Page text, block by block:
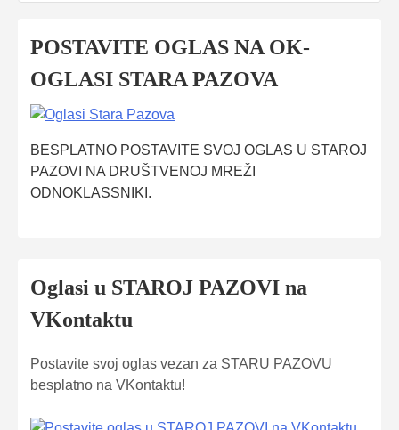
POSTAVITE OGLAS NA OK-
OGLASI STARA PAZOVA
BESPLATNO POSTAVITE SVOJ OGLAS U STAROJ
PAZOVI NA DRUŠTVENOJ MREŽI
ODNOKLASSNIKI.
Oglasi u STAROJ PAZOVI na
VKontaktu
Postavite svoj oglas vezan za STARU PAZOVU
besplatno na VKontaktu!